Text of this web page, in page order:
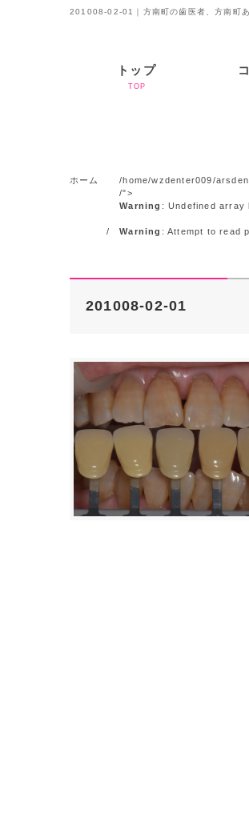
201008-02-01｜方南町の歯医者、方南町
トップ
TOP
ホーム /home/wzdenter009/
/">
Warning : Undefined
Warning : Attempt to read
201008-02-01